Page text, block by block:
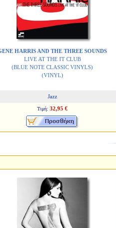
HARRIS AND THE THREE SOUNDS
LIVE AT THE IT CLUB
(BLUE NOTE CLASSIC VINYLS)
(VINYL)
Jazz
Τιμή: 32,95 €